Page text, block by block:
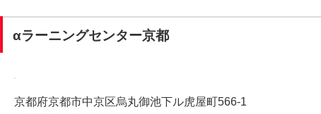
αラーニングセンター京都
京都府京都市中京区烏丸御池下ル虎屋町566-1